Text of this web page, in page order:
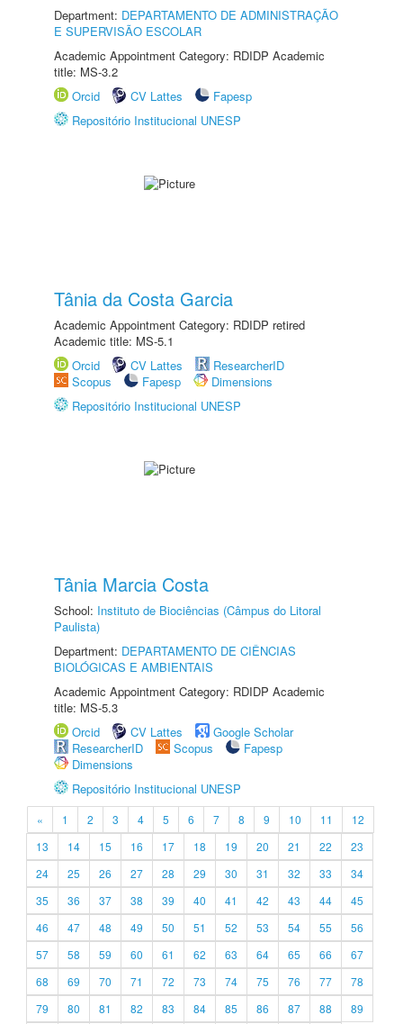
Department: DEPARTAMENTO DE ADMINISTRAÇÃO
E SUPERVISÃO ESCOLAR
Academic Appointment Category: RDIDP Academic
title: MS-3.2
Orcid
CV Lattes
Fapesp
Repositório Institucional UNESP
Tânia da Costa Garcia
Academic Appointment Category: RDIDP retired
Academic title: MS-5.1
Orcid
CV Lattes
ResearcherID
Scopus
Fapesp
Dimensions
Repositório Institucional UNESP
Tânia Marcia Costa
School: Instituto de Biociências (Câmpus do Litoral
Paulista)
Department: DEPARTAMENTO DE CIÊNCIAS
BIOLÓGICAS E AMBIENTAIS
Academic Appointment Category: RDIDP Academic
title: MS-5.3
Orcid
CV Lattes
Google Scholar
ResearcherID
Scopus
Fapesp
Dimensions
Repositório Institucional UNESP
« 1 2 3 4 5 6 7 8 9 10 11
12
13
14 15 16 17 18 19 20 21 22
23
24
25 26 27 28 29 30 31 32 33
34
35
36 37 38 39 40 41 42 43 44
45
46
47 48 49 50 51 52 53 54 55
56
57
58 59 60 61 62 63 64 65 66
67
68
69 70 71 72 73 74 75 76 77
78
79
80 81 82 83 84 85 86 87 88
89